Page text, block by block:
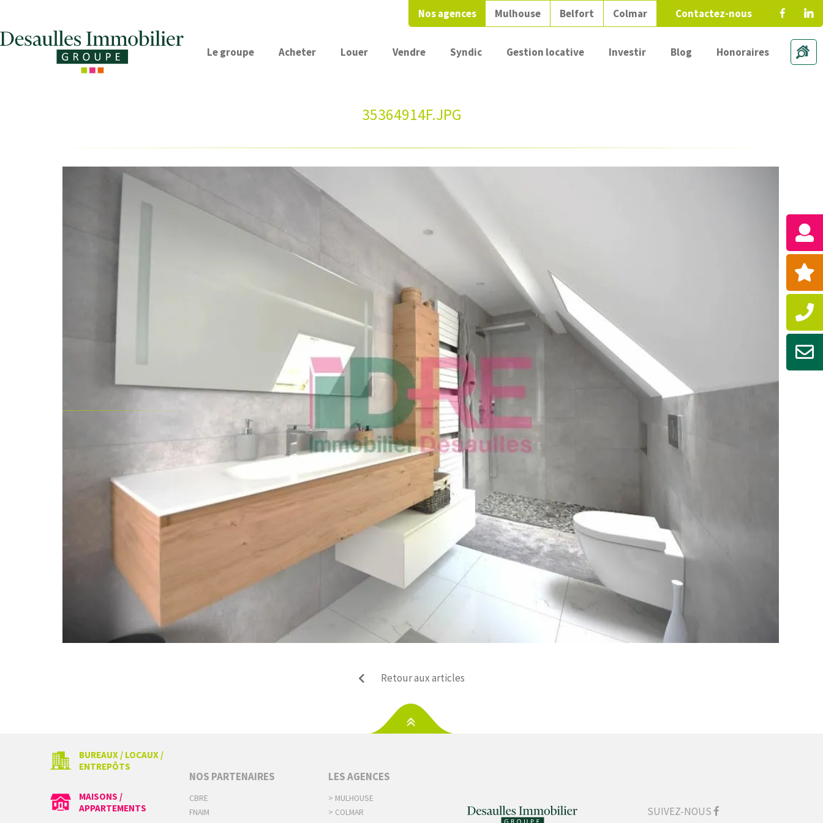
Le groupe Acheter Louer Vendre Syndic Gestion locative Investir Blog Honoraires
Nos agences Mulhouse Belfort Colmar Contactez-nous
35364914F.JPG
Retour aux articles
BUREAUX / LOCAUX /
ENTREPÔTS
MAISONS /
APPARTEMENTS
NOS PARTENAIRES
CBRE
FNAIM
LES AGENCES
> MULHOUSE
> COLMAR
SUIVEZ-NOUS